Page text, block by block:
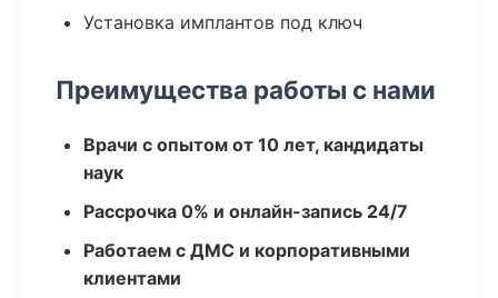
Установка имплантов под ключ
Преимущества работы с нами
Врачи с опытом от 10 лет, кандидаты
наук
Рассрочка 0% и онлайн-запись 24/7
Работаем с ДМС и корпоративными
клиентами